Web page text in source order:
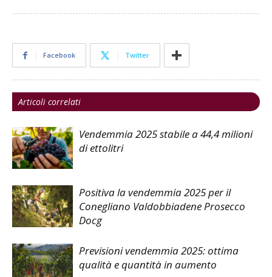
Facebook Twitter
Articoli correlati
Vendemmia 2025 stabile a 44,4 milioni
di ettolitri
Positiva la vendemmia 2025 per il
Conegliano Valdobbiadene Prosecco
Docg
Previsioni vendemmia 2025: ottima
qualità e quantità in aumento